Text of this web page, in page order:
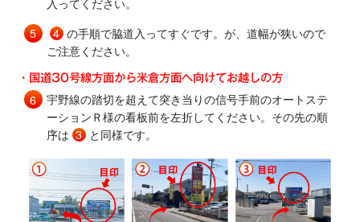
入ってください。
4 の手順で脇道入ってすぐです。が、道幅が狭いので
ご注意ください。
・国道30号線方面から米倉方面へ向けてお越しの方
宇野線の踏切を超えて突き当りの信号手前のオートステ
ーションＲ様の看板前を左折してください。その先の順
序は 3 と同様です。